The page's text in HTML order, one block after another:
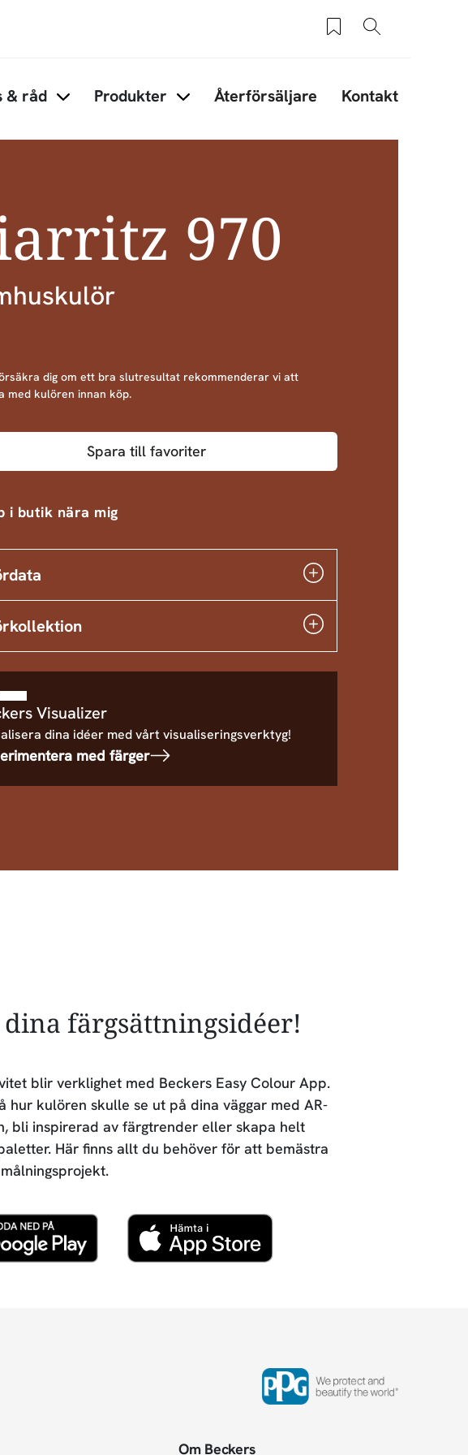
Sparade produkter
Sök
& råd Produkter Återförsäljare Kontakt
970
dig om ett bra slutresultat rekommenderar vi att
med kulören innan köp.
Spara till favoriter
i butik nära mig
Visualizer
dina idéer med vårt visualiseringsverktyg!
med färger
dina färgsättningsidéer!
blir verklighet med Beckers Easy Colour App.
hur kulören skulle se ut på dina väggar med AR-
bli inspirerad av färgtrender eller skapa helt
Här finns allt du behöver för att bemästra
Om Beckers